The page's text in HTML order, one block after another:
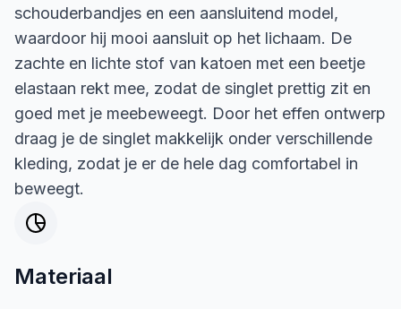
schouderbandjes en een aansluitend model,
waardoor hij mooi aansluit op het lichaam. De
zachte en lichte stof van katoen met een beetje
elastaan rekt mee, zodat de singlet prettig zit en
goed met je meebeweegt. Door het effen ontwerp
draag je de singlet makkelijk onder verschillende
kleding, zodat je er de hele dag comfortabel in
beweegt.
Materiaal